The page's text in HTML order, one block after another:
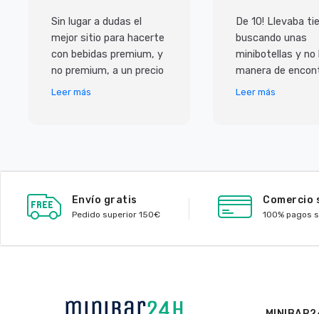
Sin lugar a dudas el
mejor sitio para hacerte
con bebidas premium, y
no premium, a un precio
inmejorable. Pero lo que
Leer más
De 10! Llevaba
buscando unas
minibotellas y no
manera de
y las que habian
Leer más
Envío gratis
Pedido superior 150€
Comercio
100% pagos